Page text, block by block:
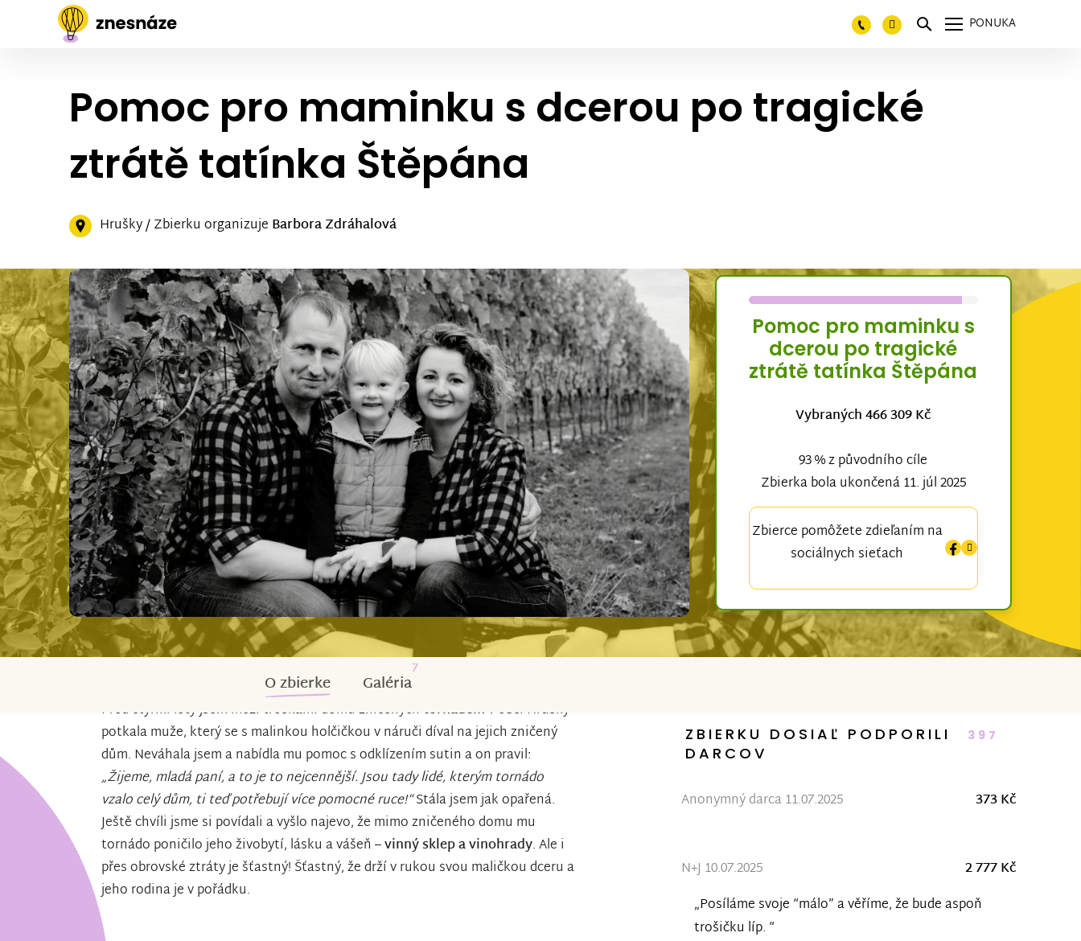
PONUKA
Pomoc pro maminku s dcerou po tragické
ztrátě tatínka Štěpána
Hrušky / Zbierku organizuje Barbora Zdráhalová
Pomoc pro maminku s
dcerou po tragické
ztrátě tatínka Štěpána
Vybraných 466 309 Kč
93 % z původního cíle
Zbierka bola ukončená 11. júl 2025
Zbierce pomôžete zdieľaním na
sociálnych sieťach
O zbierke Galéria
7
Před čtyřmi lety jsem mezi troskami domů zničených tornádem v obci Hrušky
potkala muže, který se s malinkou holčičkou v náruči díval na jejich zničený
dům. Neváhala jsem a nabídla mu pomoc s odklízením sutin a on pravil:
„Žijeme, mladá paní, a to je to nejcennější. Jsou tady lidé, kterým tornádo
vzalo celý dům, ti teď potřebují více pomocné ruce!“Stála jsem jak opařená.
Ještě chvíli jsme si povídali a vyšlo najevo, že mimo zničeného domu mu
tornádo poničilo jeho živobytí, lásku a vášeň –vinný sklep a vinohrady. Ale i
přes obrovské ztráty je šťastný! Šťastný, že drží v rukou svou maličkou dceru a
jeho rodina je v pořádku.
ZBIERKU DOSIAĽ PODPORILI 397
DARCOV
Anonymný darca 11.07.2025 373 Kč
N+J 10.07.2025
2 777 Kč
„Posíláme svoje “málo” a věříme, že bude aspoň
trošičku líp. “